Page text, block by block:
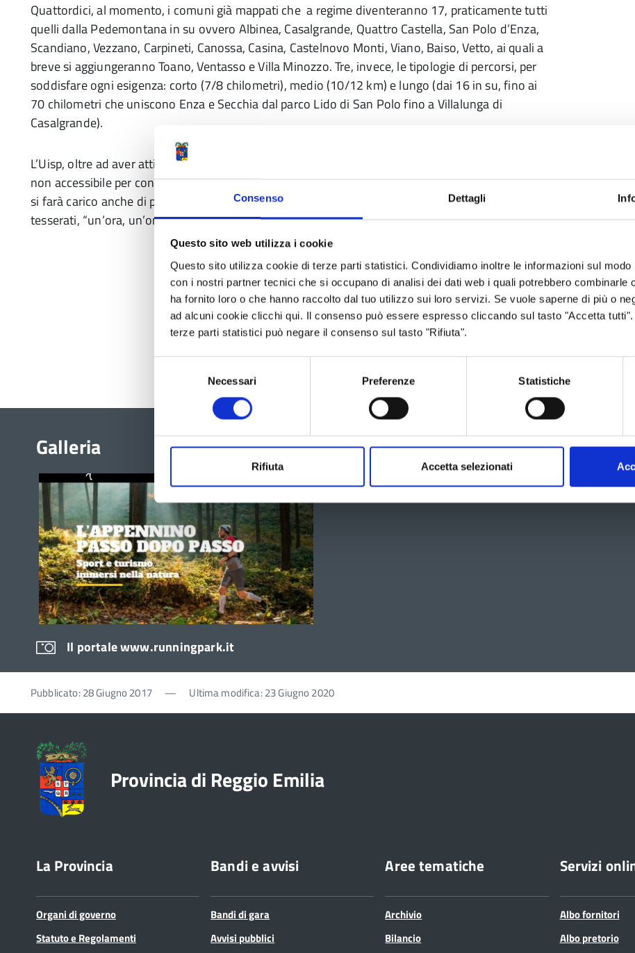
Consenso Dettagli
Questo sito web utilizza i cookie
Questo sito utilizza cookie di terze parti statistici. Condividiamo inoltre le informazioni sul
con i nostri partner tecnici che si occupano di analisi dei dati web i quali potrebbero combinarle
ha fornito loro o che hanno raccolto dal tuo utilizzo sui loro servizi. Se vuole saperne di più o
ad alcuni cookie clicchi qui. Il consenso può essere espresso cliccando sul tasto "Accetta
terze parti statistici può negare il consenso sul tasto "Rifiuta".
Necessari Preferenze Statistiche
Rifiuta Accetta selezionati
Quattordici, al momento, i comuni già mappati che a regime diventeranno 17, praticamente tutti
quelli dalla Pedemontana in su ovvero Albinea, Casalgrande, Quattro Castella, San Polo d’Enza,
Scandiano, Vezzano, Carpineti, Canossa, Casina, Castelnovo Monti, Viano, Baiso, Vetto, ai quali a
breve si aggiungeranno Toano, Ventasso e Villa Minozzo. Tre, invece, le tipologie di percorsi, per
soddisfare ogni esigenza: corto (7/8 chilometri), medio (10/12 km) e lungo (dai 16 in su, fino ai
70 chilometri che uniscono Enza e Secchia dal parco Lido di San Polo fino a Villalunga di
Casalgrande).
L’Uisp, oltre ad aver attivato il portale (già online, anche se nei prossimi giorni potrebbe essere
non accessibile per consentire il completamento del caricamento di tutte le mappe e di tutti i dati)
si farà carico anche di promuovere in ogni comune un tour mensili con accompagnatore per i
tesserati, “un’ora, un’ora e mezza a ritmo turistico e non competitivo”.
Galleria
Il portale www.runningpark.it
Pubblicato: 28 Giugno 2017 — Ultima modifica: 23 Giugno 2020
Provincia di Reggio Emilia
La Provincia
Organi di governo
Statuto e Regolamenti
Bandi e avvisi
Bandi di gara
Avvisi pubblici
Aree tematiche
Archivio
Bilancio
Servizi
Albo fornitori
Albo pretorio